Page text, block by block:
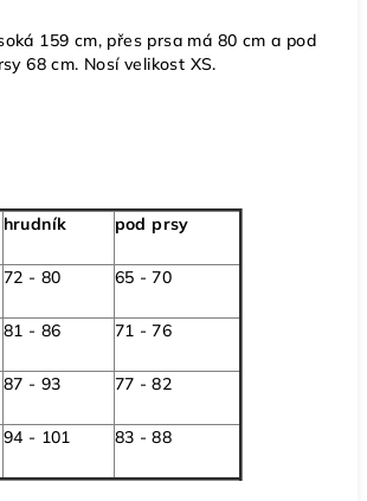
159 cm, přes prsa má 80 cm a pod
68 cm. Nosí velikost XS.
hrudník pod prsy
72 - 80 65 - 70
81 - 86 71 - 76
87 - 93 77 - 82
94 - 101 83 - 88